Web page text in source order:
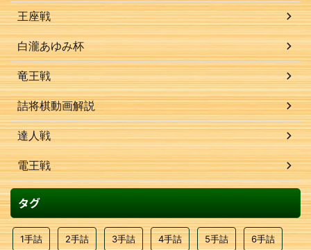
王座戦
白瀧あゆみ杯
竜王戦
詰将棋動画解説
達人戦
電王戦
タグ
1手詰 2手詰 3手詰 4手詰 5手詰 6手詰